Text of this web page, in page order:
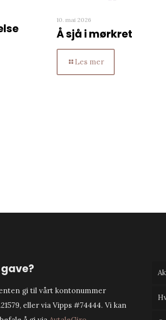
10. mai 2026
Å sjå i mørkret
Les mer
gave?
gi til vårt kontonummer
eller via Vipps #74444. Vi kan